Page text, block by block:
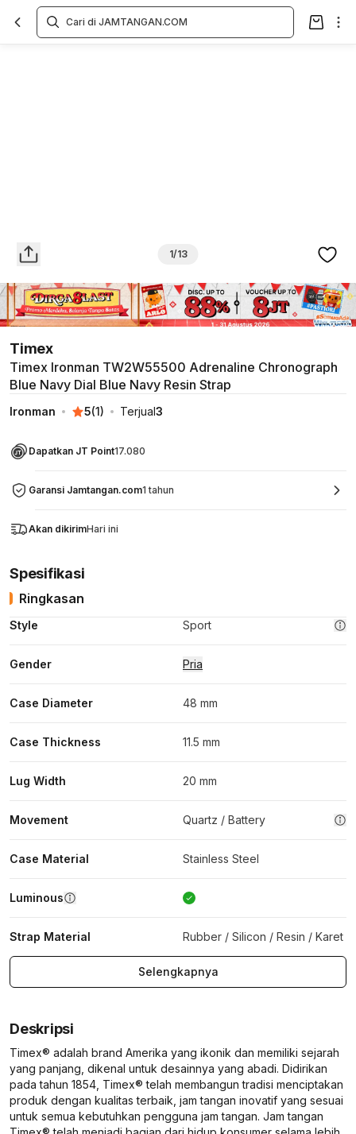
1/13
Timex
Timex Ironman TW2W55500 Adrenaline Chronograph
Blue Navy Dial Blue Navy Resin Strap
Ironman 5(1) Terjual3
Dapatkan JT Point17.080
Garansi Jamtangan.com1 tahun
Akan dikirimHari ini
Spesifikasi
Ringkasan
Style Sport
Gender Pria
Case Diameter 48 mm
Case Thickness 11.5 mm
Lug Width 20 mm
Movement Quartz / Battery
Case Material Stainless Steel
Luminous
Strap Material Rubber / Silicon / Resin / Karet
Selengkapnya
Deskripsi
Timex® adalah brand Amerika yang ikonik dan memiliki sejarah
yang panjang, dikenal untuk desainnya yang abadi. Didirikan
pada tahun 1854, Timex® telah membangun tradisi menciptakan
produk dengan kualitas terbaik, jam tangan inovatif yang sesuai
untuk semua kebutuhkan pengguna jam tangan. Jam tangan